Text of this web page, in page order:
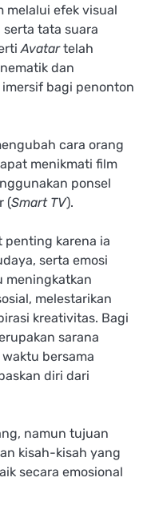
melalui efek visual
tata suara
Avatartelah
dan
bagi penonton
cara orang
menikmati film
ponsel
(Smart TV).
penting karena ia
serta emosi
meningkatkan
melestarikan
kreativitas. Bagi
sarana
bersama
diri dari
namun tujuan
kisah-kisah yang
secara emosional